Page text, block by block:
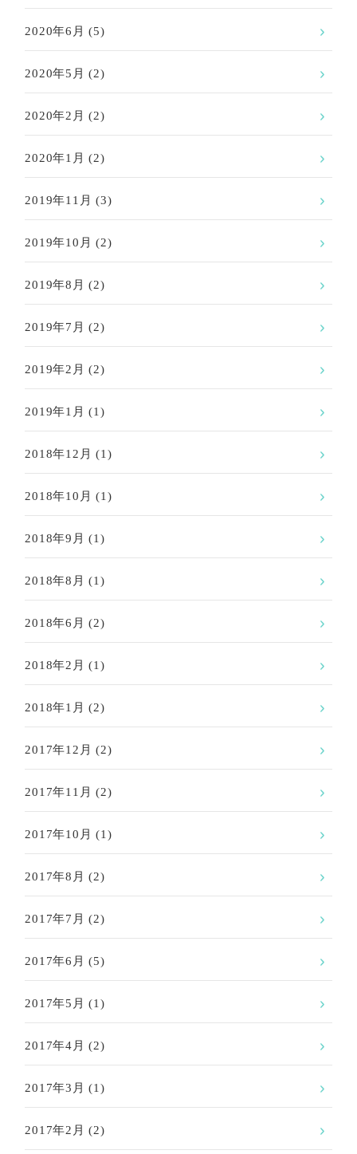
2020年6月 (5)
2020年5月 (2)
2020年2月 (2)
2020年1月 (2)
2019年11月 (3)
2019年10月 (2)
2019年8月 (2)
2019年7月 (2)
2019年2月 (2)
2019年1月 (1)
2018年12月 (1)
2018年10月 (1)
2018年9月 (1)
2018年8月 (1)
2018年6月 (2)
2018年2月 (1)
2018年1月 (2)
2017年12月 (2)
2017年11月 (2)
2017年10月 (1)
2017年8月 (2)
2017年7月 (2)
2017年6月 (5)
2017年5月 (1)
2017年4月 (2)
2017年3月 (1)
2017年2月 (2)